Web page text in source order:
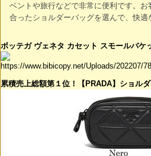
ベントや旅行などで非常に便利です。
合ったショルダーバッグを選んで、快適
ボッテガ ヴェネタ カセット スモールバケ
https://www.bibicopy.net/Uploads/202207/
累積売上総額第１位！【PRADA】ショル